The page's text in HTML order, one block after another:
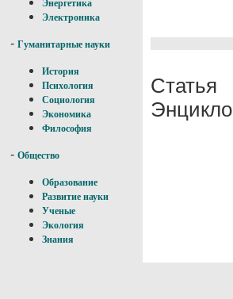
Энергетика
Электроника
- Гуманитарные науки
История
Психология
Социология
Экономика
Философия
- Общество
Образование
Развитие науки
Ученые
Экология
Знания